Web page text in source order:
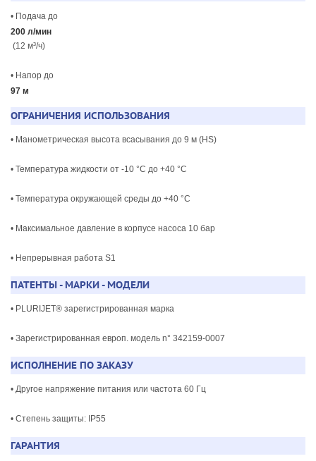
• Подача до
200 л/мин
(12 м³/ч)
• Напор до
97 м
ОГРАНИЧЕНИЯ ИСПОЛЬЗОВАНИЯ
• Манометрическая высота всасывания до 9 м (HS)
• Температура жидкости от -10 °C до +40 °C
• Температура окружающей среды до +40 °C
• Максимальное давление в корпусе насоса 10 бар
• Непрерывная работа S1
ПАТЕНТЫ - МАРКИ - МОДЕЛИ
• PLURIJET® зарегистрированная марка
• Зарегистрированная европ. модель n° 342159-0007
ИСПОЛНЕНИЕ ПО ЗАКАЗУ
• Другое напряжение питания или частота 60 Гц
• Степень защиты: IP55
ГАРАНТИЯ